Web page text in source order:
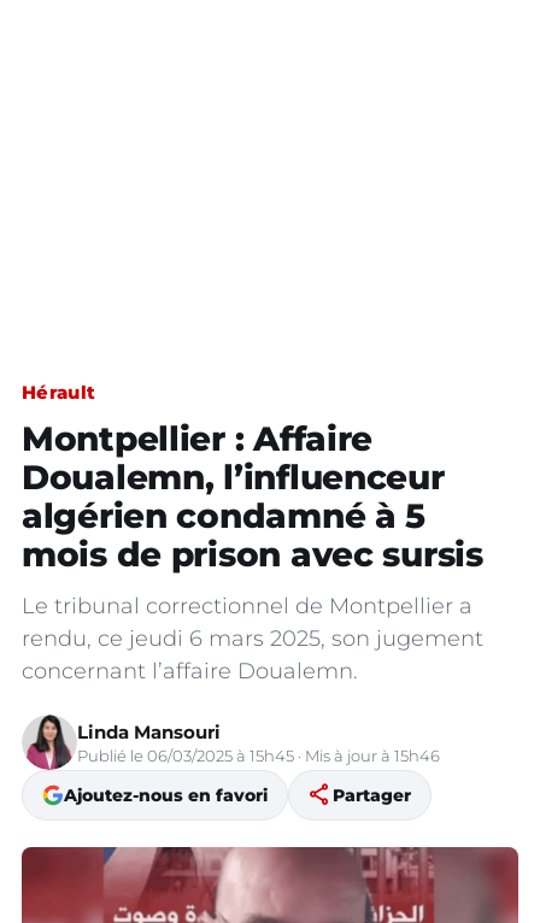
Hérault
Montpellier : Affaire
Doualemn, l’influenceur
algérien condamné à 5
mois de prison avec sursis
Le tribunal correctionnel de Montpellier a
rendu, ce jeudi 6 mars 2025, son jugement
concernant l’affaire Doualemn.
Linda Mansouri
Publié le 06/03/2025 à 15h45 · Mis à jour à 15h46
Ajoutez-nous en favori share Partager